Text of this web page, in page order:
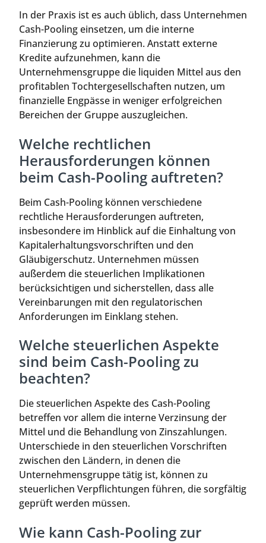
In der Praxis ist es auch üblich, dass Unternehmen
Cash-Pooling einsetzen, um die interne
Finanzierung zu optimieren. Anstatt externe
Kredite aufzunehmen, kann die
Unternehmensgruppe die liquiden Mittel aus den
profitablen Tochtergesellschaften nutzen, um
finanzielle Engpässe in weniger erfolgreichen
Bereichen der Gruppe auszugleichen.
Welche rechtlichen
Herausforderungen können
beim Cash-Pooling auftreten?
Beim Cash-Pooling können verschiedene
rechtliche Herausforderungen auftreten,
insbesondere im Hinblick auf die Einhaltung von
Kapitalerhaltungsvorschriften und den
Gläubigerschutz. Unternehmen müssen
außerdem die steuerlichen Implikationen
berücksichtigen und sicherstellen, dass alle
Vereinbarungen mit den regulatorischen
Anforderungen im Einklang stehen.
Welche steuerlichen Aspekte
sind beim Cash-Pooling zu
beachten?
Die steuerlichen Aspekte des Cash-Pooling
betreffen vor allem die interne Verzinsung der
Mittel und die Behandlung von Zinszahlungen.
Unterschiede in den steuerlichen Vorschriften
zwischen den Ländern, in denen die
Unternehmensgruppe tätig ist, können zu
steuerlichen Verpflichtungen führen, die sorgfältig
geprüft werden müssen.
Wie kann Cash-Pooling zur